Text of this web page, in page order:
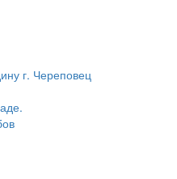
г. Череповец